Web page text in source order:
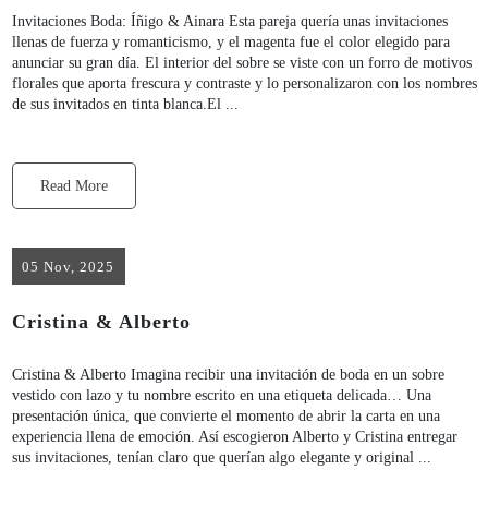
Invitaciones Boda: Íñigo & Ainara Esta pareja quería unas invitaciones
llenas de fuerza y romanticismo, y el magenta fue el color elegido para
anunciar su gran día. El interior del sobre se viste con un forro de motivos
florales que aporta frescura y contraste y lo personalizaron con los nombres
de sus invitados en tinta blanca.El ...
Read More
05 Nov, 2025
Cristina & Alberto
Cristina & Alberto Imagina recibir una invitación de boda en un sobre
vestido con lazo y tu nombre escrito en una etiqueta delicada… Una
presentación única, que convierte el momento de abrir la carta en una
experiencia llena de emoción. Así escogieron Alberto y Cristina entregar
sus invitaciones, tenían claro que querían algo elegante y original ...